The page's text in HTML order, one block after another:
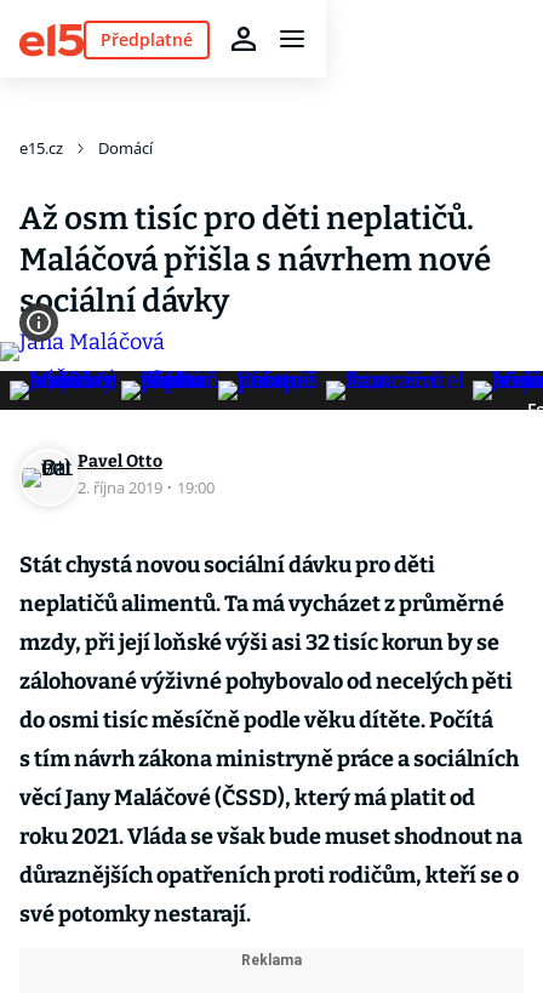
Předplatné
e15.cz Domácí
Až osm tisíc pro děti neplatičů.
Maláčová přišla s návrhem nové
sociální dávky
Pavel Otto
2. října 2019 · 19:00
Stát chystá novou sociální dávku pro děti
neplatičů alimentů. Ta má vycházet z průměrné
mzdy, při její loňské výši asi 32 tisíc korun by se
zálohované výživné pohybovalo od necelých pěti
do osmi tisíc měsíčně podle věku dítěte. Počítá
s tím návrh zákona ministryně práce a sociálních
věcí Jany Maláčové (ČSSD), který má platit od
roku 2021. Vláda se však bude muset shodnout na
důraznějších opatřeních proti rodičům, kteří se o
své potomky nestarají.